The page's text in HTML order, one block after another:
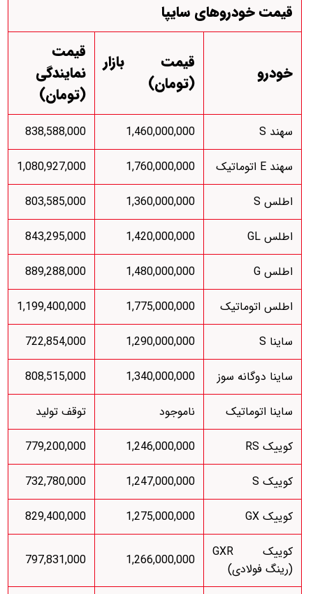
قیمت خودروهای سایپا
خودرو
قیمت بازار
(تومان)
قیمت
نمایندگی
(تومان)
سهند S 1,460,000,000
838,588,000
سهند E اتوماتیک
1,760,000,000
1,080,927,000
اطلس S
1,360,000,000
803,585,000
اطلس GL
1,420,000,000
843,295,000
اطلس G
1,480,000,000
889,288,000
اطلس اتوماتیک
1,775,000,000
1,199,400,000
ساینا S
1,290,000,000
722,854,000
ساینا دوگانه سوز
1,340,000,000
808,515,000
ساینا اتوماتیک
ناموجود
توقف تولید
کوییک RS
1,246,000,000
779,200,000
کوییک S
1,247,000,000
732,780,000
کوییک GX
1,275,000,000
829,400,000
کوییک GXR
(رینگ فولادی)
1,266,000,000
797,831,000